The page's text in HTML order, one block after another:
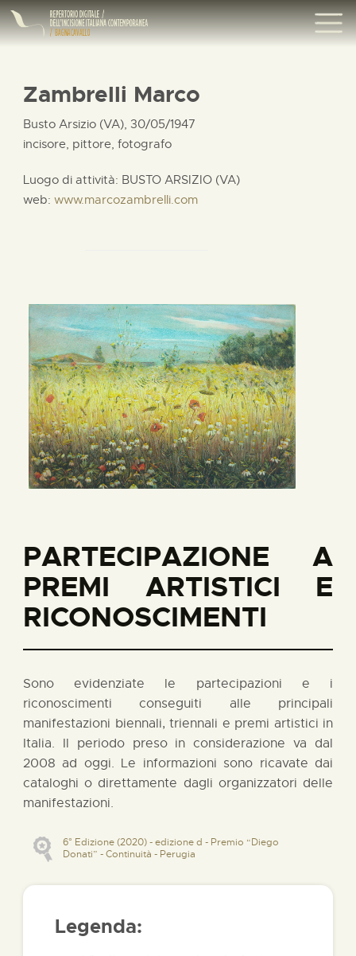
Zambrelli Marco
Busto Arsizio (VA), 30/05/1947
incisore, pittore, fotografo
Luogo di attività: BUSTO ARSIZIO (VA)
web: www.marcozambrelli.com
PARTECIPAZIONE A
PREMI ARTISTICI E
RICONOSCIMENTI
Sono evidenziate le partecipazioni e i
riconoscimenti conseguiti alle principali
manifestazioni biennali, triennali e premi artistici in
Italia. Il periodo preso in considerazione va dal
2008 ad oggi. Le informazioni sono ricavate dai
cataloghi o direttamente dagli organizzatori delle
manifestazioni.
6° Edizione (2020) - edizione d - Premio “Diego
Donati” - Continuità - Perugia
Legenda: